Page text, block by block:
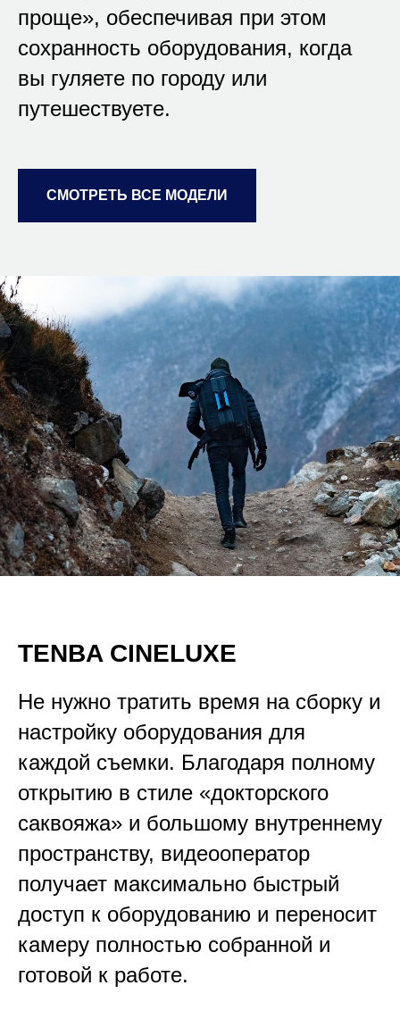
проще», обеспечивая при этом
сохранность оборудования, когда
вы гуляете по городу или
путешествуете.
СМОТРЕТЬ ВСЕ МОДЕЛИ
TENBA CINELUXE
Не нужно тратить время на сборку и
настройку оборудования для
каждой съемки. Благодаря полному
открытию в стиле «докторского
саквояжа» и большому внутреннему
пространству, видеооператор
получает максимально быстрый
доступ к оборудованию и переносит
камеру полностью собранной и
готовой к работе.